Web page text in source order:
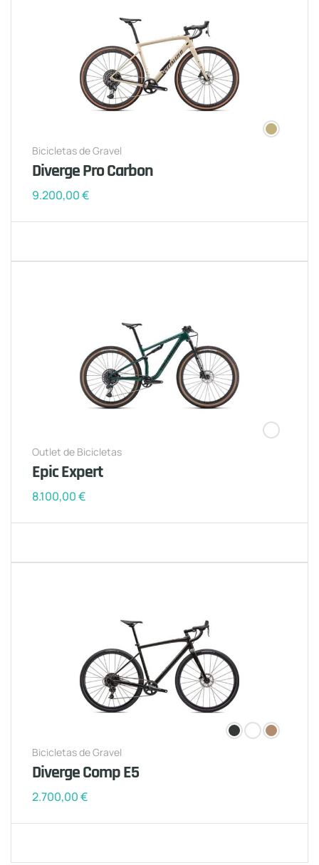
Bicicletas de Gravel
Diverge Pro Carbon
9.200,00€
Outlet de Bicicletas
Epic Expert
8.100,00€
Bicicletas de Gravel
Diverge Comp E5
2.700,00€